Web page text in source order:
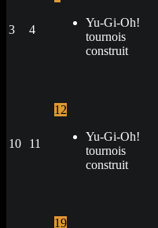
3 4
Yu-Gi-Oh!
tournois
construit
10 11
12
Yu-Gi-Oh!
tournois
construit
19